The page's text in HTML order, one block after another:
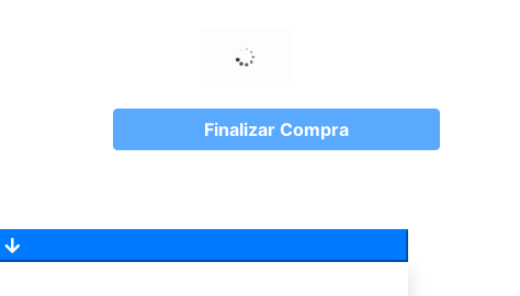
Finalizar Compra